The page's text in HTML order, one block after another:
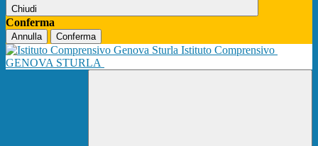
Chiudi
Conferma
Annulla Conferma
Istituto Comprensivo
GENOVA STURLA